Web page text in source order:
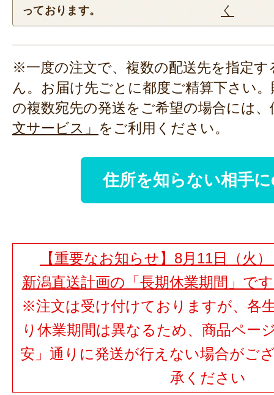
っております。
く
※一度の注文で、複数の配送先を指定
ん。お届け先ごとに都度ご精算下さい
の複数宛先の発送をご希望の場合には、
文サービス」 をご利用ください。
住所を知らない相手
【重要なお知らせ】8月11日（火
新潟直送計画の「長期休業期間」で
※注文は受け付けておりますが、各
り休業期間は異なるため、商品ペー
安」通りに発送が行えない場合がご
承ください